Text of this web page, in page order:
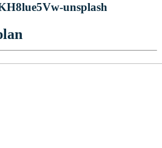
unsplash